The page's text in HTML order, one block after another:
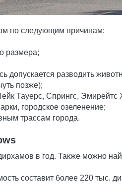
по следующим причинам:
размера;
допускается разводить
позже);
Тауерс, Спрингс, Эмирейтс
городское озеленение;
трассам города.
в год. Также можно
составит более 220 тыс.